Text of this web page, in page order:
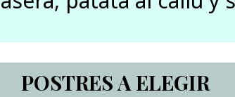
POSTRES A ELEGIR